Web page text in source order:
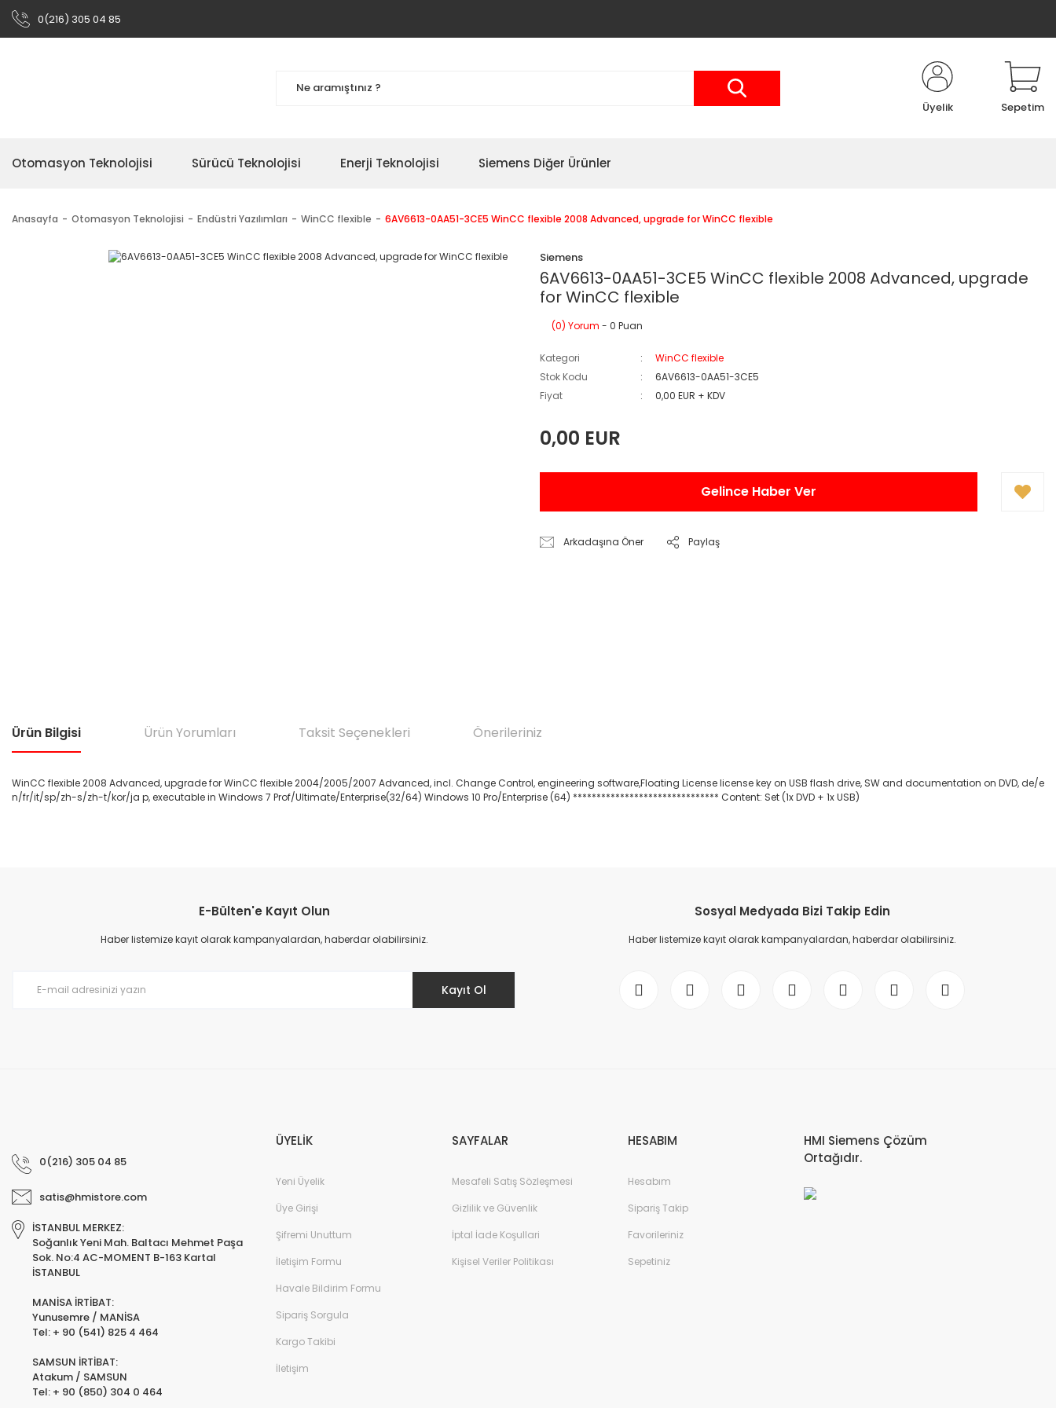
0(216) 305 04 85
Üyelik Sepetim
Otomasyon Teknolojisi Sürücü Teknolojisi Enerji Teknolojisi Siemens Diğer Ürünler
Anasayfa Otomasyon Teknolojisi Endüstri Yazılımları WinCC flexible 6AV6613-0AA51-3CE5 WinCC flexible 2008 Advanced, upgrade for WinCC flexible
Siemens
6AV6613-0AA51-3CE5 WinCC flexible 2008 Advanced, upgrade
for WinCC flexible
(0) Yorum - 0 Puan
Kategori
WinCC flexible
Stok Kodu
6AV6613-0AA51-3CE5
Fiyat
0,00 EUR + KDV
0,00 EUR
Gelince Haber Ver
Arkadaşına Öner Paylaş
Ürün Bilgisi Ürün Yorumları Taksit Seçenekleri Önerileriniz
WinCC flexible 2008 Advanced, upgrade for WinCC flexible 2004/2005/2007 Advanced, incl. Change Control, engineering software,Floating License license key on USB flash drive, SW and documentation on DVD, de/e
n/fr/it/sp/zh-s/zh-t/kor/ja p, executable in Windows 7 Prof/Ultimate/Enterprise(32/64) Windows 10 Pro/Enterprise (64) ******************************* Content: Set (1x DVD + 1x USB)
Ürün resmi kalitesiz, bozuk veya görüntülenemiyor.
Ürün açıklamasında eksik bilgiler bulunuyor.
E-Bülten'e Kayıt Olun
Haber listemize kayıt olarak kampanyalardan, haberdar olabilirsiniz.
Kayıt Ol
Sosyal Medyada Bizi Takip Edin
Haber listemize kayıt olarak kampanyalardan, haberdar olabilirsiniz.
0(216) 305 04 85
satis@hmistore.com
İSTANBUL MERKEZ:
Soğanlık Yeni Mah. Baltacı Mehmet Paşa
Sok. No:4 AC-MOMENT B-163 Kartal
İSTANBUL
MANİSA İRTİBAT:
Yunusemre / MANİSA
Tel: + 90 (541) 825 4 464
SAMSUN İRTİBAT:
Atakum / SAMSUN
Tel: + 90 (850) 304 0 464
ÜYELİK
Yeni Üyelik
Üye Girişi
Şifremi Unuttum
İletişim Formu
Havale Bildirim Formu
Sipariş Sorgula
Kargo Takibi
İletişim
SAYFALAR
Mesafeli Satış Sözleşmesi
Gizlilik ve Güvenlik
İptal İade Koşullari
Kişisel Veriler Politikası
HESABIM
Hesabım
Sipariş Takip
Favorileriniz
Sepetiniz
HMI Siemens Çözüm
Ortağıdır.